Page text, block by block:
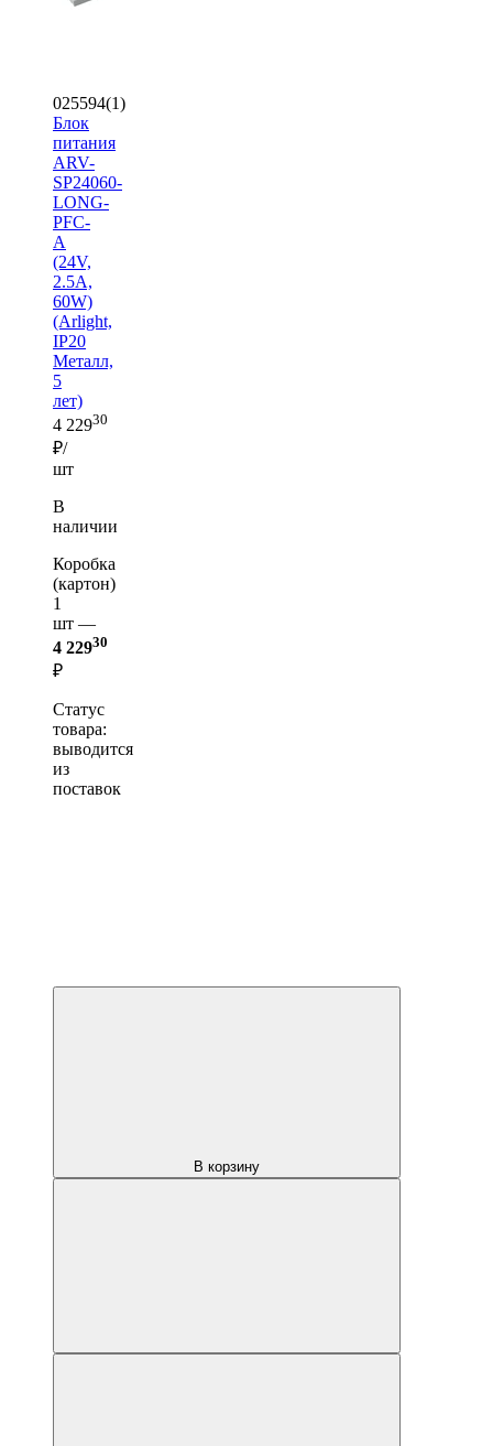
025594(1)
Блок
питания
ARV-
SP24060-
LONG-
PFC-
A
(24V,
2.5A,
60W)
(Arlight,
IP20
Металл,
5
лет)
4 22930
₽/
шт
В
наличии
Коробка
(картон)
1
шт —
4 22930
₽
Статус
товара:
выводится
из
поставок
В корзину